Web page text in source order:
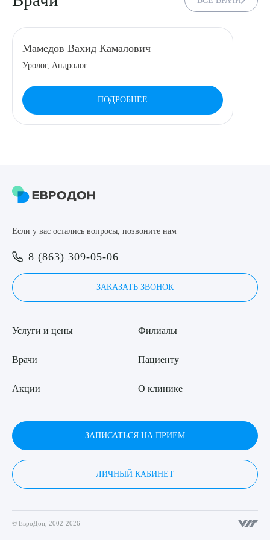
ЗАКАЗАТЬ ЗВОНОК
Мамедов Вахид Камалович
Уролог, Андролог
ПОДРОБНЕЕ
Если у вас остались вопросы, позвоните нам
8 (863) 309-05-06
ЗАКАЗАТЬ ЗВОНОК
Услуги и цены
Врачи
Акции
Филиалы
Пациенту
О клинике
ЗАПИСАТЬСЯ НА ПРИЕМ
ЛИЧНЫЙ КАБИНЕТ
© ЕвроДон, 2002-2026
ОТПРАВИТЬ
Я даю согласие наобработку персональных данных